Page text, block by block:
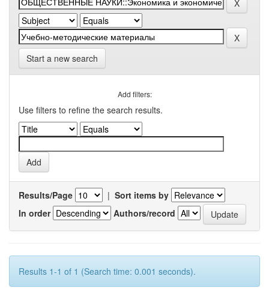
Start a new search
Add filters:
Use filters to refine the search results.
Results/Page | Sort items by
In order
Authors/record
Results 1-1 of 1 (Search time: 0.001 seconds).